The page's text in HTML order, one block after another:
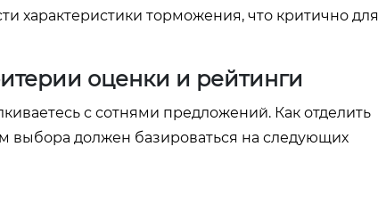
характеристики торможения, что критично для
оценки и рейтинги
с сотнями предложений. Как отделить
выбора должен базироваться на следующих